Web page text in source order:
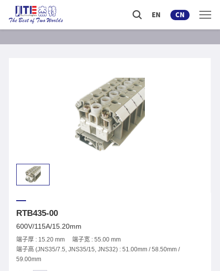
EN CN
RTB435-00
600V/115A/15.20mm
端子厚 : 15.20 mm 端子宽 : 55.00 mm
端子高 (JNS35/7.5, JNS35/15, JNS32) : 51.00mm / 58.50mm /
59.00mm